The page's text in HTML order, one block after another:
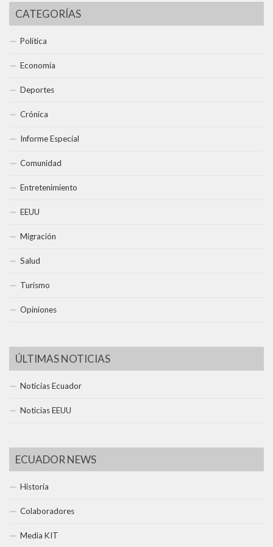
CATEGORÍAS
Política
Economía
Deportes
Crónica
Informe Especial
Comunidad
Entretenimiento
EEUU
Migración
Salud
Turismo
Opiniones
ÚLTIMAS NOTICIAS
Noticias Ecuador
Noticias EEUU
ECUADOR NEWS
Historia
Colaboradores
Media KIT